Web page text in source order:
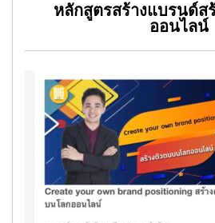
หลักสูตรสร้างแบรนด์ส
ออนไลน์